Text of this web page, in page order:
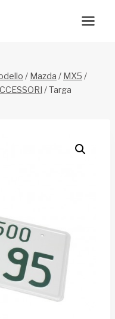
/ Mazda / MX5 /
/Targa